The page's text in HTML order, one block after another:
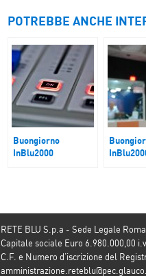
POTREBBE ANCHE
Buongiorno
InBlu2000
RETE BLU S.p.a - Sede Legale
Capitale sociale Euro 6.980.000,00 i.v
C.F. e Numero d’iscrizione del